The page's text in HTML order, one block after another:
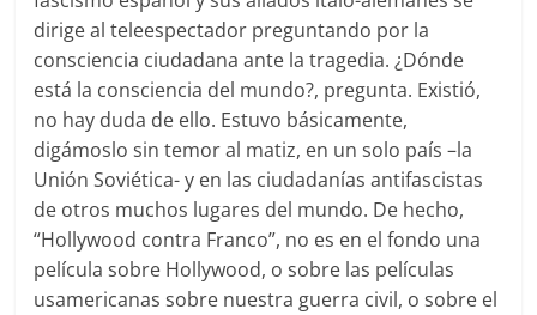
dirige al teleespectador preguntando por la
consciencia ciudadana ante la tragedia. ¿Dónde
está la consciencia del mundo?, pregunta. Existió,
no hay duda de ello. Estuvo básicamente,
digámoslo sin temor al matiz, en un solo país –la
Unión Soviética- y en las ciudadanías antifascistas
de otros muchos lugares del mundo. De hecho,
“Hollywood contra Franco”, no es en el fondo una
película sobre Hollywood, o sobre las películas
usamericanas sobre nuestra guerra civil, o sobre el